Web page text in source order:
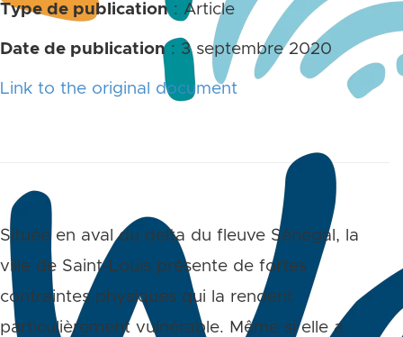
Type de publication: Article
Date de publication: 3 septembre 2020
Link to the original document
Située en aval du delta du fleuve Sénégal, la
ville de Saint-Louis présente de fortes
contraintes physiques qui la rendent
particulièrement vulnérable. Même si elle a